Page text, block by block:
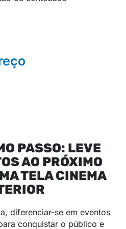
PASSO: LEVE
AO PRÓXIMO
TELA CINEMA
diferenciar-se em eventos
conquistar o público e